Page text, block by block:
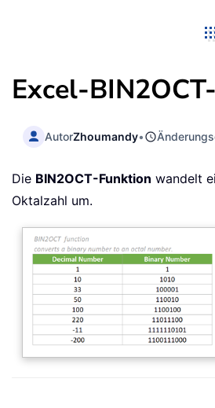
Excel-
AutorZhoumandy•
Die BIN2OCT-Funktion wandelt
Oktalzahl um.